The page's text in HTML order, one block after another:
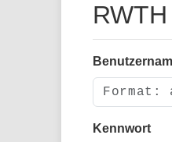
Kennwort